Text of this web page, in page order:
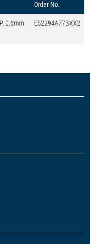
Order No.
0.6mm
E52294A77BXX2